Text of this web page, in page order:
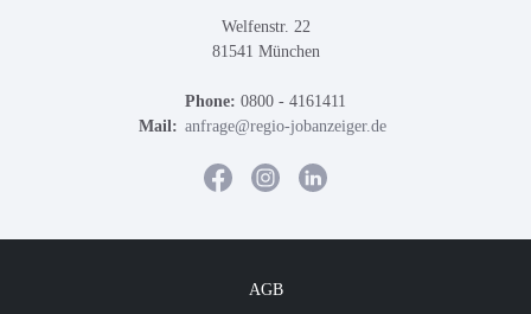
Welfenstr. 22
81541 München
Phone: 0800 - 4161411
Mail: anfrage@regio-jobanzeiger.de
AGB